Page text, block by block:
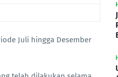
Juli hingga Desember